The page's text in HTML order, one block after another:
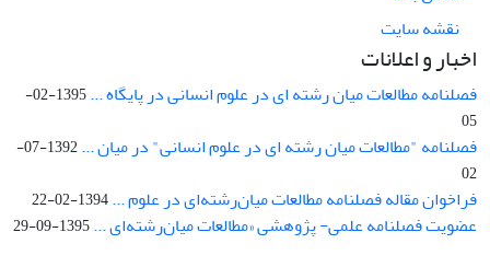
نقشه سایت
اخبار و اعلانات
فصلنامه مطالعات میان رشته ای در علوم انسانی در پایگاه ...
1395-02-
05
فصلنامه "مطالعات میان رشته ای در علوم انسانی" در میان ...
1392-07-
02
فراخوان مقاله فصلنامه مطالعات میان‌رشته‌ای در علوم ...1394-02-22
عضویت فصلنامه علمی- پژوهشی «مطالعات میان‌رشته‌ای ...1395-09-29